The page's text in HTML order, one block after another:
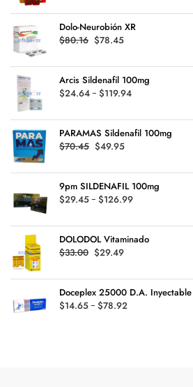
precios:
desde
$135.99
Dolo-Neurobión XR
$80.16 Original
was:
$80.16.
$78.45
is:
$78.45.
Arcis Sildenafil 100mg
$24.64- $119.94Rango
precios:
desde
$119.94
PARAMAS Sildenafil 100mg
$70.45 Original
was:
$70.45.
$49.95
is:
$49.95.
9pm SILDENAFIL 100mg
$29.45- $126.99Rango
precios:
desde
$126.99
DOLODOL Vitaminado
$33.00 Original
was:
$33.00.
$29.49
is:
$29.49.
Doceplex 25000 D.A. Inyectable
$14.65- $78.92Rango